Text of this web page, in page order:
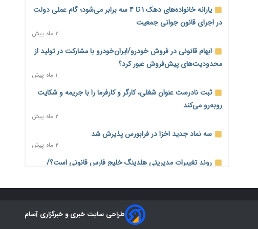
درآمد کارگزاری‌ها چقدر است؟ کانون کارگزاران اعداد منتشرشده
در فضای مجازی را تکذیب کرد
بیکاری ۷ درصدی روی کاغذ؛ آیا در واقعیت هم این چنین است؟
روز خبرنگار؛ مطالبه‌ای فراتر از تبریک برای پاسداشت حقیقت و
امنیت شغلی
زائران اربعین نگران ارز باقی‌مانده نباشند؛ خرید دینار در بانک‌ها و
صرافی‌ها
جنگ کریدورها وارد فاز جدید شد؛ سرمایه‌گذاری ۳۴۵ میلیارد
۳ روز پیش
یارانه خانواده‌های دهک ۱ تا ۴ سه برابر می‌شود؛ گام عملی دولت
در اجرای قانون جوانی جمعیت
۲ ماه پیش
ابهام قانونی در فروش خودرو/ایران‌خودرو با مشارکت در تولید از
محدودیت‌های پیش‌فروش عبور کرد؟
۱ ماه پیش
ثبت نادرست عنوان شغلی، کارگر و کارفرما را با جریمه و شکایت
روبه‌رو می‌کند
۲ ماه پیش
سه نماد جدید اخزا در فرابورس پذیرش شد
۲ ماه پیش
روند تغییرات مدیریتی هلدینگ خلیج فارس قانونی است؟/
۱ ماه پیش
هشدار درباره «۴ درصد» مشاغل سخت و زیان‌آور/کارفرمایان
پرداخت را به بازنشستگی موکول نکنندطراحی سایت خبری و خبرگزاری آسام